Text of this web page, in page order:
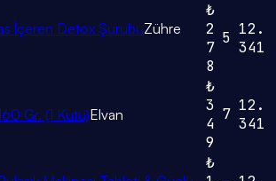
İçeren Detox ŞurubuZühre
₺
2
7
8
5 12.
341
Gr. (1 Kutu)Elvan
₺
3
4
9
7 12.
341
₺